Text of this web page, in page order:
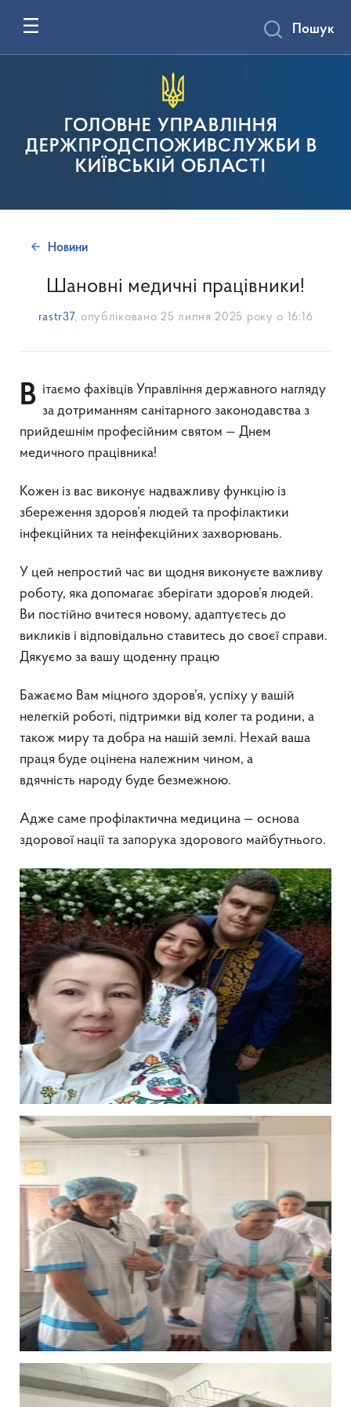
ГОЛОВНЕ УПРАВЛІННЯ
ДЕРЖПРОДСПОЖИВСЛУЖБИ В
КИЇВСЬКІЙ ОБЛАСТІ
Пошук
Новини
Шановні медичні працівники!
rastr37, опубліковано 25 липня 2025 року о 16:16
Вітаємо фахівців Управління державного нагляду за дотриманням санітарного законодавства з
прийдешнім професійним святом — Днем
медичного працівника!
Кожен із вас виконує надважливу функцію із
збереження здоров’я людей та профілактики
інфекційних та неінфекційних захворювань.
У цей непростий час ви щодня виконуєте важливу
роботу, яка допомагає зберігати здоров’я людей.
Ви постійно вчитеся новому, адаптуєтесь до
викликів і відповідально ставитесь до своєї справи.
Дякуємо за вашу щоденну працю
Бажаємо Вам міцного здоров’я, успіху у вашій
нелегкій роботі, підтримки від колег та родини, а
також миру та добра на нашій землі. Нехай ваша
праця буде оцінена належним чином, а
вдячність народу буде безмежною.
Адже саме профілактична медицина — основа
здорової нації та запорука здорового майбутнього.